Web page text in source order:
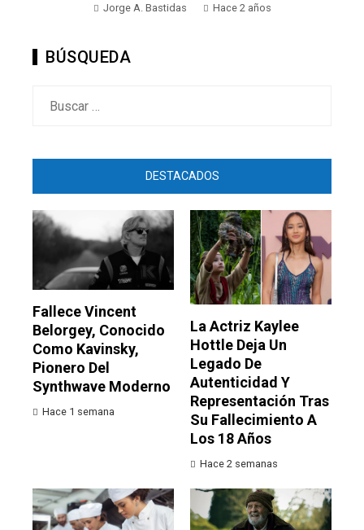
Jorge A. Bastidas Hace 2 años
BÚSQUEDA
DESTACADOS
Fallece Vincent
Belorgey, Conocido
Como Kavinsky,
Pionero Del
Synthwave Moderno
Hace 1 semana
La Actriz Kaylee
Hottle Deja Un
Legado De
Autenticidad Y
Representación Tras
Su Fallecimiento A
Los 18 Años
Hace 2 semanas